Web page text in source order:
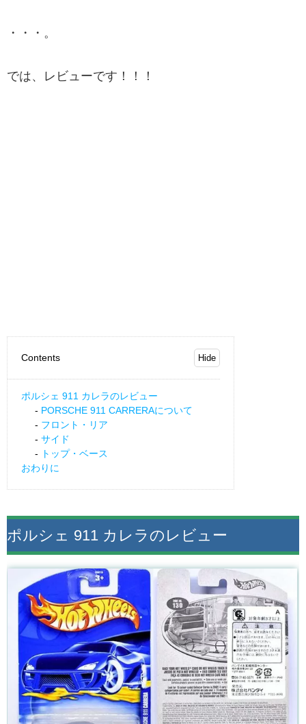
・・・。
では、レビューです！！！
Contents
ポルシェ 911 カレラのレビュー
PORSCHE 911 CARRERAについて
フロント・リア
サイド
トップ・ベース
おわりに
ポルシェ 911 カレラのレビュー